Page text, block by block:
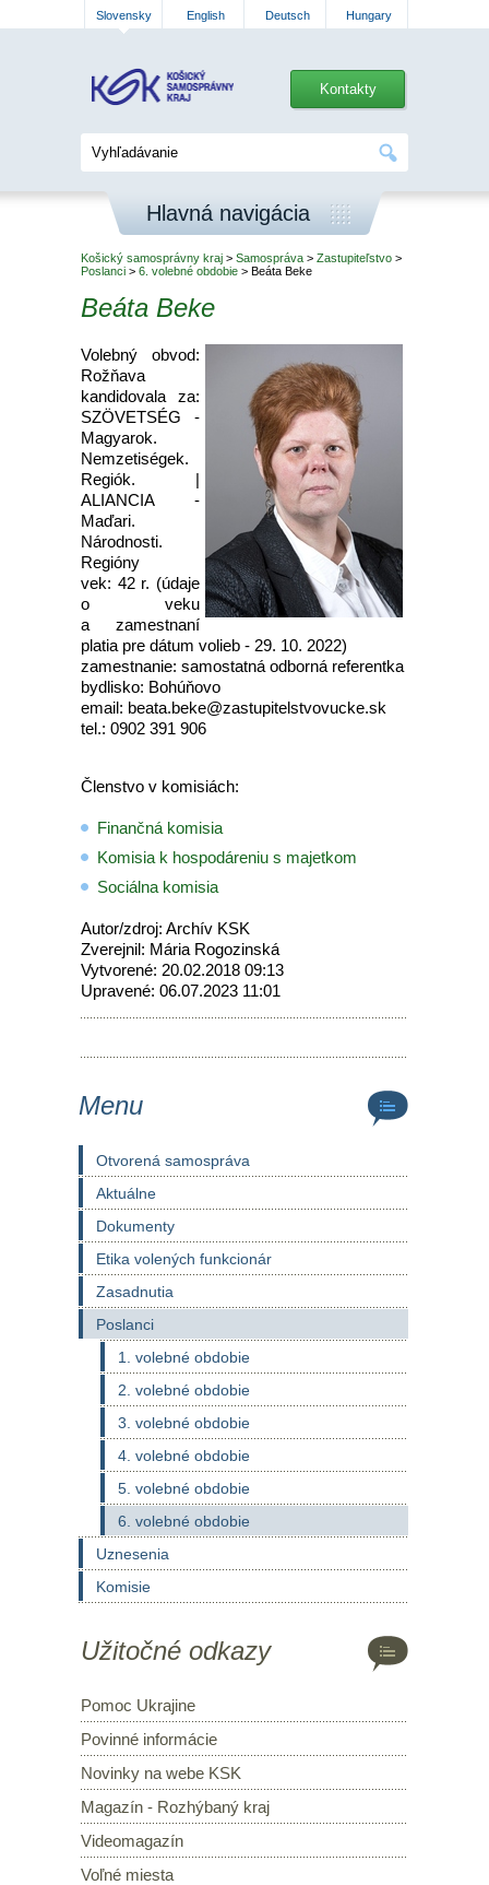
Slovensky English Deutsch Hungary
Kontakty
Hlavná navigácia
Košický samosprávny kraj > Samospráva > Zastupiteľstvo >
Poslanci > 6. volebné obdobie > Beáta Beke
Beáta Beke
Volebný obvod:
Rožňava
kandidovala za:
SZÖVETSÉG -
Magyarok.
Nemzetiségek.
Regiók. |
ALIANCIA -
Maďari.
Národnosti.
Regióny
vek: 42 r. (údaje
o veku
a zamestnaní
platia pre dátum volieb - 29. 10. 2022)
zamestnanie: samostatná odborná referentka
bydlisko: Bohúňovo
email: beata.beke@zastupitelstvovucke.sk
tel.: 0902 391 906
Členstvo v komisiách:
Finančná komisia
Komisia k hospodáreniu s majetkom
Sociálna komisia
Autor/zdroj: Archív KSK
Zverejnil: Mária Rogozinská
Vytvorené: 20.02.2018 09:13
Upravené: 06.07.2023 11:01
Menu
Otvorená samospráva
Aktuálne
Dokumenty
Etika volených funkcionár
Zasadnutia
Poslanci
1. volebné obdobie
2. volebné obdobie
3. volebné obdobie
4. volebné obdobie
5. volebné obdobie
6. volebné obdobie
Uznesenia
Komisie
Užitočné odkazy
Pomoc Ukrajine
Povinné informácie
Novinky na webe KSK
Magazín - Rozhýbaný kraj
Videomagazín
Voľné miesta